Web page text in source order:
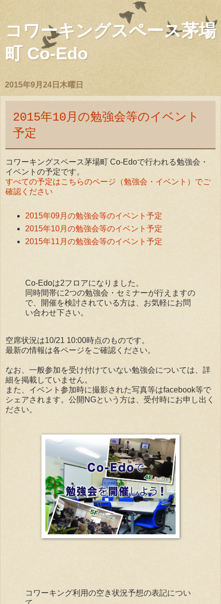
コワーキングスペース茅場
町 Co-Edo
2015年9月24日木曜日
2015年10月の勉強会等のイベント
予定
コワーキングスペース茅場町 Co-Edoで行われる勉強会・
イベントの予定です。
すべての予定はこちらのページ（勉強会・イベント）でご
確認ください
2015年09月の勉強会等のイベント予定
2015年10月の勉強会等のイベント予定
2015年11月の勉強会等のイベント予定
Co-Edoは2フロアになりました。
同時間帯に2つの勉強会・セミナーが行えますの
で、開催を検討されている方は、お気軽にお問
い合わせ下さい。
空席状況は10/21 10:00時点のものです。
最新の情報は各ページをご確認ください。
なお、一般参加を受け付けていない勉強会については、詳
細を掲載していません。
また、イベント参加時に撮影された写真等はfacebook等で
シェアされます。公開NGという方は、受付時にお申し出く
ださい。
コワーキング利用の空き状況予想の表記につい